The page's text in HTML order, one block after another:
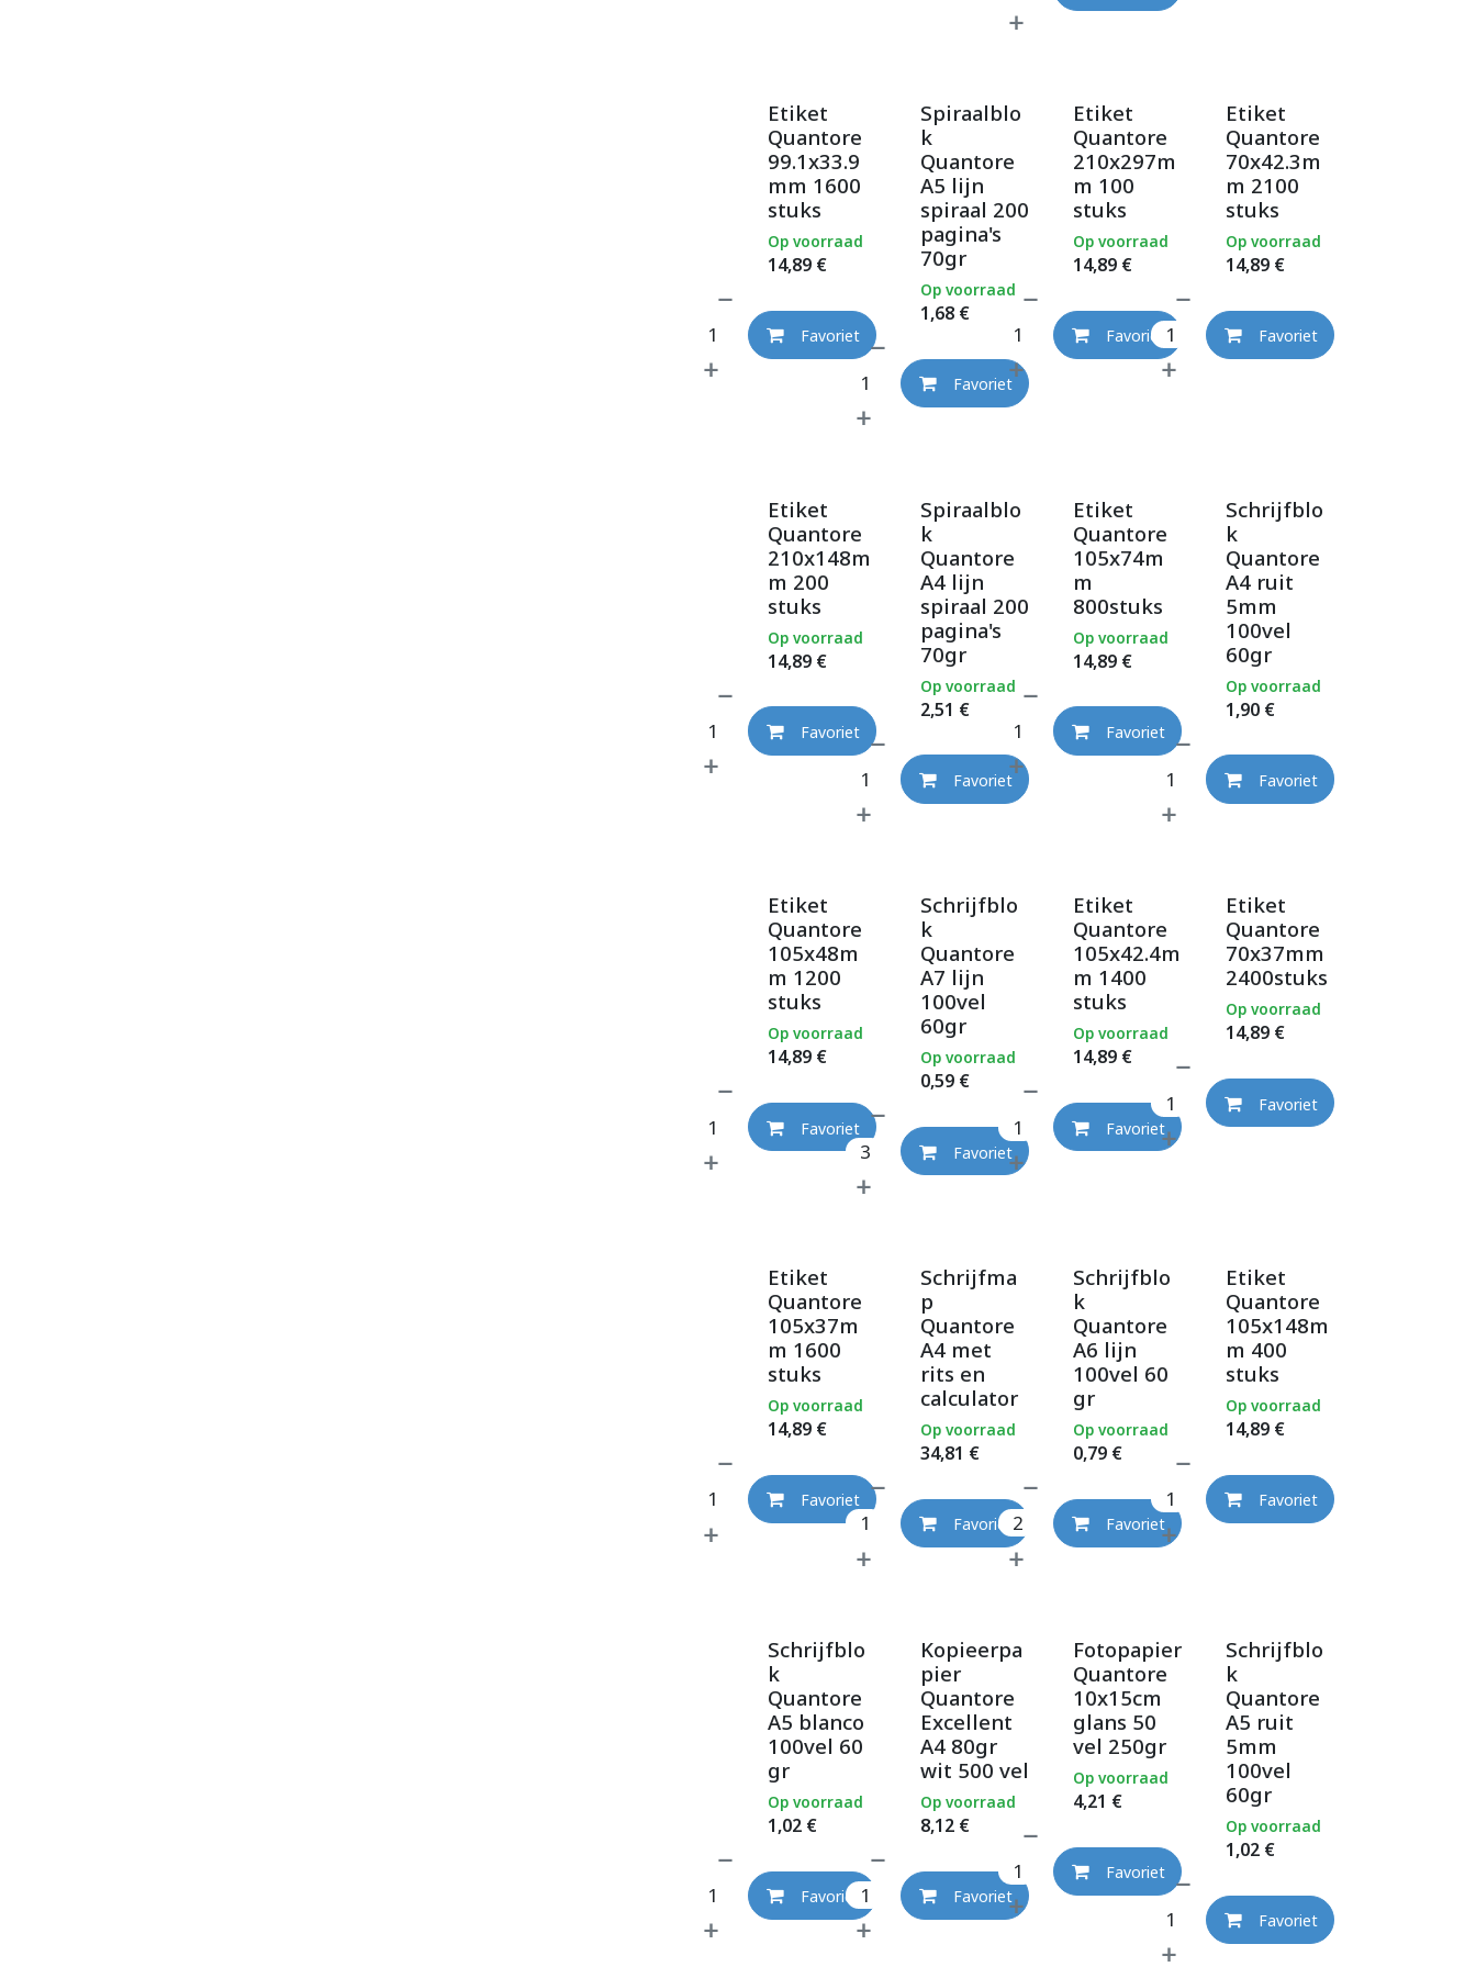
Etiket
Quantore
99.1x33.9
mm 1600
stuks
14,89 €
Op voorraad
Favoriet
Spiraalblo
k
Quantore
A5 lijn
spiraal 200
pagina's
70gr
1,68€
Op voorraad
Favoriet
Etiket
Quantore
210x297m
m 100
stuks
14,89€
Op voorraad
Favoriet
Etiket
Quantore
70x42.3m
m 2100
stuks
14,89€
Op voorraad
Favoriet
Etiket
Quantore
210x148m
m 200
stuks
14,89 €
Op voorraad
Favoriet
Spiraalblo
k
Quantore
A4 lijn
spiraal 200
pagina's
70gr
2,51 €
Op voorraad
Favoriet
Etiket
Quantore
105x74m
m
800stuks
14,89€
Op voorraad
Favoriet
Schrijfblo
k
Quantore
A4 ruit
5mm
100vel
60gr
1,90€
Op voorraad
Favoriet
Etiket
Quantore
105x48m
m 1200
stuks
14,89 €
Op voorraad
Favoriet
Schrijfblo
k
Quantore
A7 lijn
100vel
60gr
0,59€
Op voorraad
Favoriet
Etiket
Quantore
105x42.4m
m 1400
stuks
14,89€
Op voorraad
Favoriet
Etiket
Quantore
70x37mm
2400stuks
14,89€
Op voorraad
Favoriet
Etiket
Quantore
105x37m
m 1600
stuks
14,89 €
Op voorraad
Favoriet
Schrijfma
p
Quantore
A4 met
rits en
calculator
34,81 €
Op voorraad
Favoriet
Schrijfblo
k
Quantore
A6 lijn
100vel 60
gr
0,79€
Op voorraad
Favoriet
Etiket
Quantore
105x148m
m 400
stuks
14,89€
Op voorraad
Favoriet
Schrijfblo
k
Quantore
A5 blanco
100vel 60
gr
1,02 €
Op voorraad
Favoriet
Kopieerpa
pier
Quantore
Excellent
A4 80gr
wit 500 vel
8,12€
Op voorraad
Favoriet
Fotopapier
Quantore
10x15cm
glans 50
vel 250gr
4,21 €
Op voorraad
Favoriet
Schrijfblo
k
Quantore
A5 ruit
5mm
100vel
60gr
1,02€
Op voorraad
Favoriet